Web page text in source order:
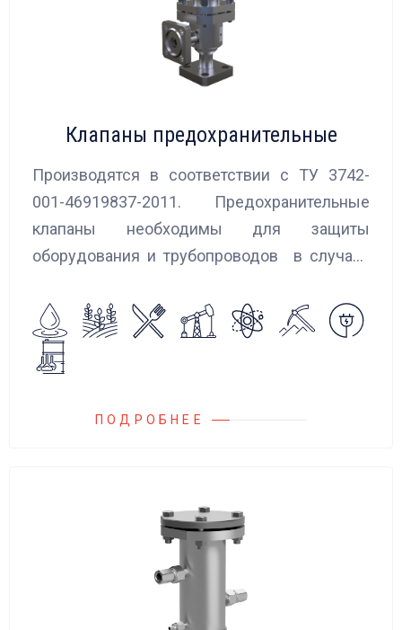
Клапаны предохранительные
Производятся в соответствии с ТУ 3742-
001-46919837-2011. Предохранительные
клапаны необходимы для защиты
оборудования и трубопроводов в случаях
сброса среды в систему низкого давления.
ПОДРОБНЕЕ